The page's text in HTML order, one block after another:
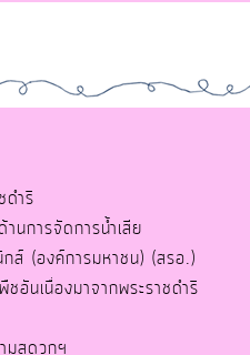
ดำริ
นการจัดการน้ำเสีย
ส์ (องค์การมหาชน) (สรอ.)
อันเนื่องมาจากพระราชดำริ
มสดวกฯ